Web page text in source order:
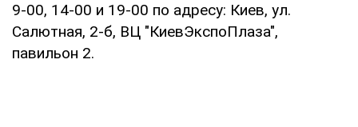
9-00, 14-00 и 19-00 по адресу: Киев, ул.
Салютная, 2-б, ВЦ "КиевЭкспоПлаза",
павильон 2.